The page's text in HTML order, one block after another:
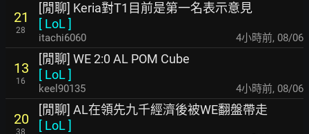
21
28
[閒聊] Keria對T1目前是第一名表示意見
[ LoL]
itachi6060 4小時前, 08/06
13
16
[閒聊] WE 2:0 AL POM Cube
[ LoL]
keel90135 4小時前, 08/06
20
[閒聊] AL在領先九千經濟後被WE翻盤帶走
[ LoL]